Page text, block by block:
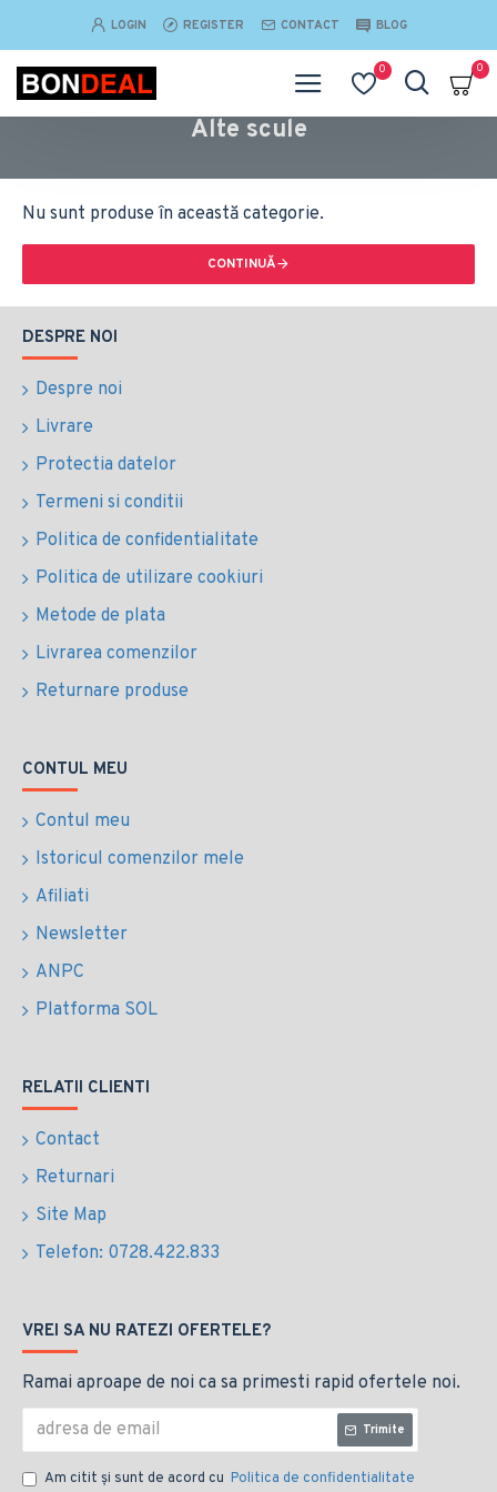
LOGIN REGISTER CONTACT BLOG
0 0
Alte scule
Nu sunt produse în această categorie.
CONTINUĂ
DESPRE NOI
Despre noi
Livrare
Protectia datelor
Termeni si conditii
Politica de confidentialitate
Politica de utilizare cookiuri
Metode de plata
Livrarea comenzilor
Returnare produse
CONTUL MEU
Contul meu
Istoricul comenzilor mele
Afiliati
Newsletter
ANPC
Platforma SOL
RELATII CLIENTI
Contact
Returnari
Site Map
Telefon: 0728.422.833
VREI SA NU RATEZI OFERTELE?
Ramai aproape de noi ca sa primesti rapid ofertele noi.
Trimite
Am citit şi sunt de acord cu Politica de confidentialitate